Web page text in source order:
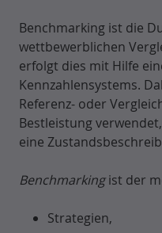
Benchmarking ist die
wettbewerblichen
erfolgt dies mit Hilfe
Kennzahlensystems.
Referenz- oder
Bestleistung
eine
Benchmarkingist der
Strategien,